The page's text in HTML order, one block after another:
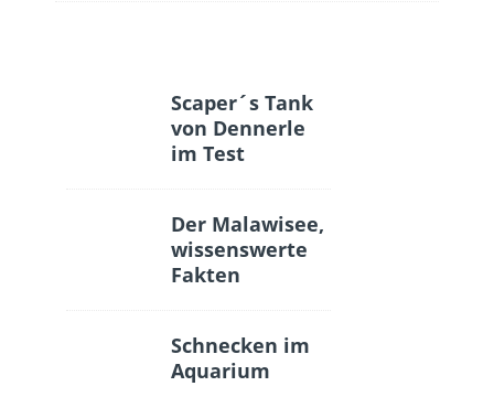
Scaper´s Tank
von Dennerle
im Test
Der Malawisee,
wissenswerte
Fakten
Schnecken im
Aquarium